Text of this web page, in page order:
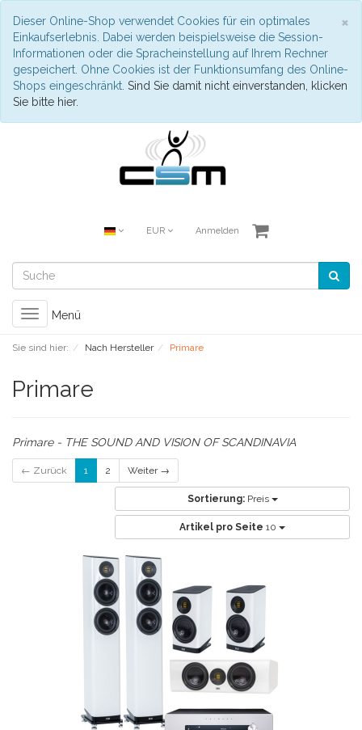
×
Dieser Online-Shop verwendet Cookies für ein optimales
Einkaufserlebnis. Dabei werden beispielsweise die Session-
Informationen oder die Spracheinstellung auf Ihrem Rechner
gespeichert. Ohne Cookies ist der Funktionsumfang des Online-
Shops eingeschränkt. Sind Sie damit nicht einverstanden, klicken
Sie bitte hier.
EUR Anmelden
Toggle
navigation
Menü
Sie sind hier: Nach Hersteller Primare
Primare
Primare - THE SOUND AND VISION OF SCANDINAVIA
← Zurück 1 2 Weiter →
Sortierung: Preis
Artikel pro Seite 10